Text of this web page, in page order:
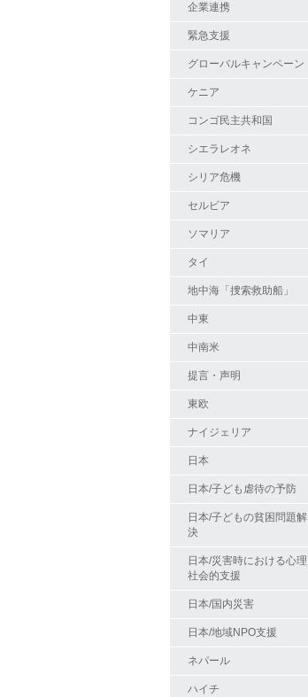
企業連携
緊急支援
グローバルキャンペーン
ケニア
コンゴ民主共和国
シエラレオネ
シリア危機
セルビア
ソマリア
タイ
地中海「捜索救助船」
中東
中南米
提言・声明
東欧
ナイジェリア
日本
日本/子ども虐待の予防
日本/子どもの貧困問題解
決
日本/災害時における心理
社会的支援
日本/国内災害
日本/地域NPO支援
ネパール
ハイチ